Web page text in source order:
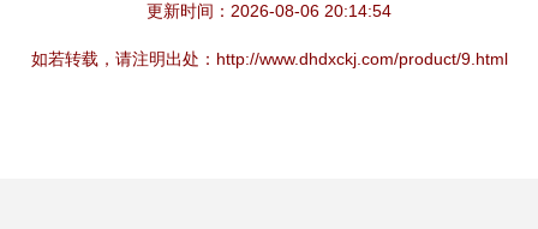
更新时间：2026-08-06 20:14:54
如若转载，请注明出处：http://www.dhdxckj.com/product/9.html